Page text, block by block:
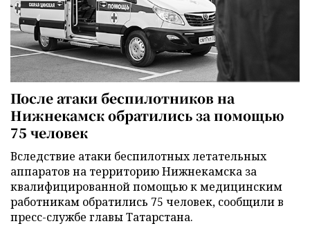
После атаки беспилотников на
Нижнекамск обратились за помощью
75 человек
Вследствие атаки беспилотных летательных
аппаратов на территорию Нижнекамска за
квалифицированной помощью к медицинским
работникам обратились 75 человек, сообщили в
пресс-службе главы Татарстана.